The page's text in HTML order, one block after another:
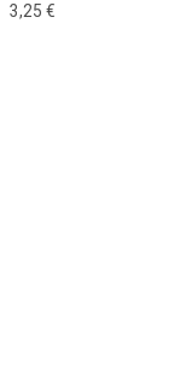
3,25 €